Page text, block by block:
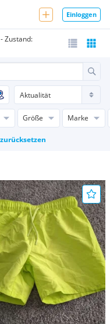
Einloggen
Zustand:
Größe Marke